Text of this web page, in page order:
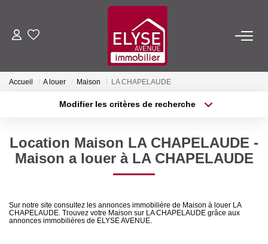
ACHETER
NOTRE AGENCE
Accueil A louer Maison LA CHAPELAUDE
Modifier les critères de recherche
Type de bien
Budget max Plus de critères
Location Maison LA CHAPELAUDE -
Maison a louer à LA CHAPELAUDE
Sur notre site consultez les annonces immobilière de Maison à louer LA
CHAPELAUDE. Trouvez votre Maison sur LA CHAPELAUDE grâce aux
annonces immobilières de ELYSE AVENUE.